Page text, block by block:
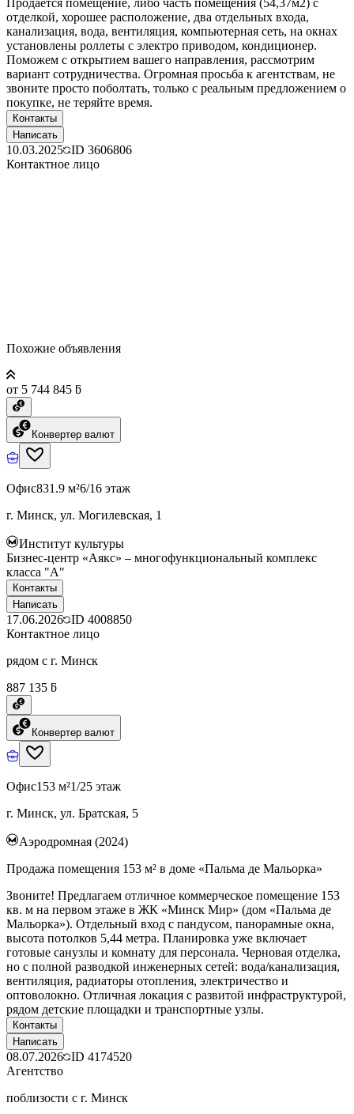
отделкой, хорошее расположение, два отдельных входа,
канализация, вода, вентиляция, компьютерная сеть, на окнах
установлены роллеты с электро приводом, кондиционер.
Поможем с открытием вашего направления, рассмотрим
вариант сотрудничества. Огромная просьба к агентствам, не
звоните просто поболтать, только с реальным предложением о
покупке, не теряйте время.
Контакты
Написать
10.03.2025 ID 3606806
Контактное лицо
Похожие объявления
от 5 744 845 ƃ
Конвертер валют
Офис831.9 м²6/16 этаж
г. Минск, ул. Могилевская, 1
Институт культуры
Бизнес-центр «Аякс» – многофункциональный комплекс
класса "А"
Контакты
Написать
17.06.2026 ID 4008850
Контактное лицо
рядом с г. Минск
887 135 ƃ
Конвертер валют
Офис153 м²1/25 этаж
г. Минск, ул. Братская, 5
Аэродромная (2024)
Продажа помещения 153 м² в доме «Пальма де Мальорка»
Звоните! Предлагаем отличное коммерческое помещение 153
кв. м на первом этаже в ЖК «Минск Мир» (дом «Пальма де
Мальорка»). Отдельный вход с пандусом, панорамные окна,
высота потолков 5,44 метра. Планировка уже включает
готовые санузлы и комнату для персонала. Черновая отделка,
но с полной разводкой инженерных сетей: вода/канализация,
вентиляция, радиаторы отопления, электричество и
оптоволокно. Отличная локация с развитой инфраструктурой,
рядом детские площадки и транспортные узлы.
Контакты
Написать
08.07.2026 ID 4174520
Агентство
поблизости с г. Минск